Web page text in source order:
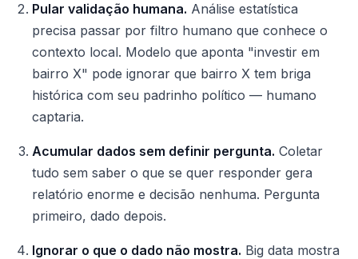
Pular validação humana. Análise estatística
precisa passar por filtro humano que conhece o
contexto local. Modelo que aponta "investir em
bairro X" pode ignorar que bairro X tem briga
histórica com seu padrinho político — humano
captaria.
Acumular dados sem definir pergunta. Coletar
tudo sem saber o que se quer responder gera
relatório enorme e decisão nenhuma. Pergunta
primeiro, dado depois.
Ignorar o que o dado não mostra. Big data mostra